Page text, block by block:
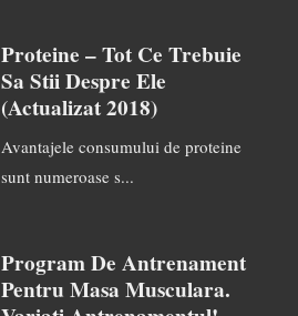
Proteine – Tot Ce Trebuie
Sa Stii Despre Ele
(actualizat 2018)
Avantajele consumului de proteine
sunt numeroase s...
Program De Antrenament
Pentru Masa Musculara.